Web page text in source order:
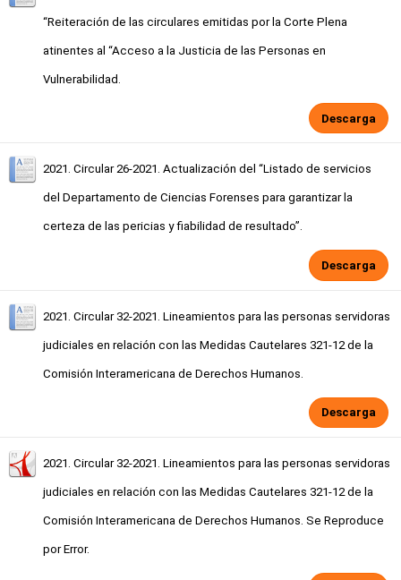
“Reiteración de las circulares emitidas por la Corte Plena
atinentes al “Acceso a la Justicia de las Personas en
Vulnerabilidad.
Descarga
2021. Circular 26-2021. Actualización del “Listado de servicios
del Departamento de Ciencias Forenses para garantizar la
certeza de las pericias y fiabilidad de resultado”.
Descarga
2021. Circular 32-2021. Lineamientos para las personas servidoras
judiciales en relación con las Medidas Cautelares 321-12 de la
Comisión Interamericana de Derechos Humanos.
Descarga
2021. Circular 32-2021. Lineamientos para las personas servidoras
judiciales en relación con las Medidas Cautelares 321-12 de la
Comisión Interamericana de Derechos Humanos. Se Reproduce
por Error.